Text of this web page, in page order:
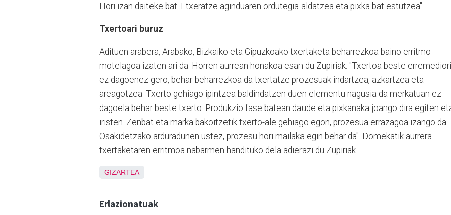
Hori izan daiteke bat. Etxeratze aginduaren ordutegia aldatzea eta pixka bat estutzea".
Txertoari buruz
Adituen arabera, Arabako, Bizkaiko eta Gipuzkoako txertaketa beharrezkoa baino erritmo
motelagoa izaten ari da. Horren aurrean honakoa esan du Zupiriak. "Txertoa beste
ez dagoenez gero, behar-beharrezkoa da txertatze prozesuak indartzea, azkartzea eta
areagotzea. Txerto gehiago ipintzea baldindatzen duen elementu nagusia da merkatuan ez
dagoela behar beste txerto. Produkzio fase batean daude eta pixkanaka joango dira egiten
iristen. Zenbat eta marka bakoitzetik txerto-ale gehiago egon, prozesua errazagoa izango da.
Osakidetzako arduradunen ustez, prozesu hori mailaka egin behar da". Domekatik aurrera
txertaketaren erritmoa nabarmen handituko dela adierazi du Zupiriak.
GIZARTEA
Erlazionatuak